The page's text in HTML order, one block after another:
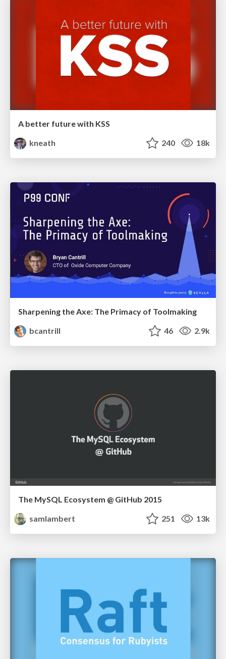
A better future with KSS
kneath
240 18k
Sharpening the Axe: The Primacy of Toolmaking
bcantrill
46 2.9k
The MySQL Ecosystem @ GitHub 2015
samlambert
251 13k